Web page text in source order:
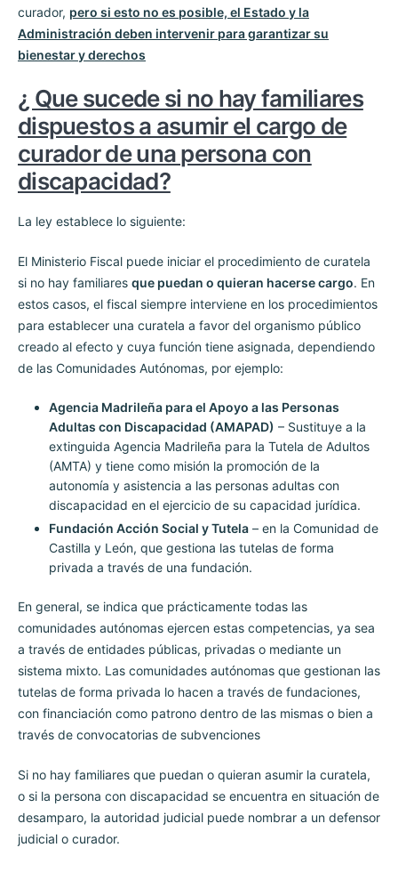
curador, pero si esto no es posible, el Estado y la
Administración deben intervenir para garantizar su
bienestar y derechos
¿ Que sucede si no hay familiares
dispuestos a asumir el cargo de
curador de una persona con
discapacidad?
La ley establece lo siguiente:
El Ministerio Fiscal puede iniciar el procedimiento de curatela
si no hay familiares que puedan o quieran hacerse cargo. En
estos casos, el fiscal siempre interviene en los procedimientos
para establecer una curatela a favor del organismo público
creado al efecto y cuya función tiene asignada, dependiendo
de las Comunidades Autónomas, por ejemplo:
Agencia Madrileña para el Apoyo a las Personas
Adultas con Discapacidad (AMAPAD) – Sustituye a la
extinguida Agencia Madrileña para la Tutela de Adultos
(AMTA) y tiene como misión la promoción de la
autonomía y asistencia a las personas adultas con
discapacidad en el ejercicio de su capacidad jurídica.
Fundación Acción Social y Tutela – en la Comunidad de
Castilla y León, que gestiona las tutelas de forma
privada a través de una fundación.
En general, se indica que prácticamente todas las
comunidades autónomas ejercen estas competencias, ya sea
a través de entidades públicas, privadas o mediante un
sistema mixto. Las comunidades autónomas que gestionan las
tutelas de forma privada lo hacen a través de fundaciones,
con financiación como patrono dentro de las mismas o bien a
través de convocatorias de subvenciones
Si no hay familiares que puedan o quieran asumir la curatela,
o si la persona con discapacidad se encuentra en situación de
desamparo, la autoridad judicial puede nombrar a un defensor
judicial o curador.